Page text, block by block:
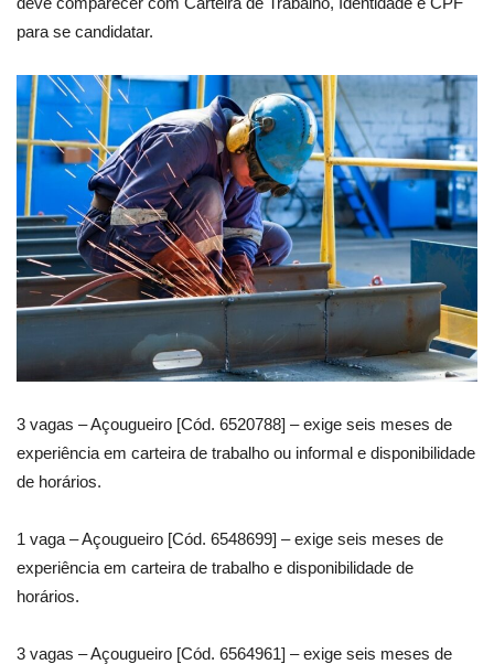
para se candidatar.
3 vagas – Açougueiro [Cód. 6520788] – exige seis meses de
experiência em carteira de trabalho ou informal e disponibilidade
de horários.
1 vaga – Açougueiro [Cód. 6548699] – exige seis meses de
experiência em carteira de trabalho e disponibilidade de
horários.
3 vagas – Açougueiro [Cód. 6564961] – exige seis meses de